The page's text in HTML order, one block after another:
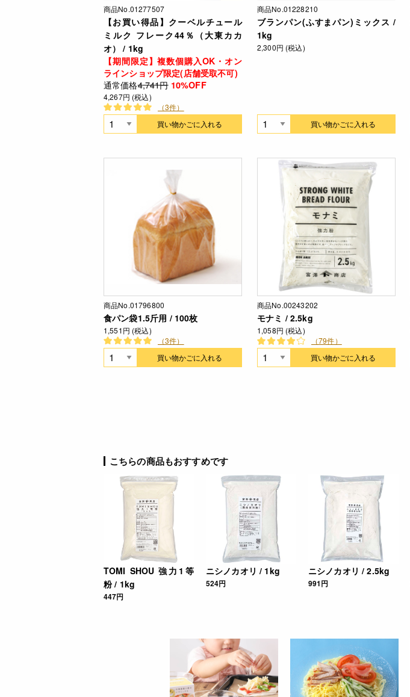
商品No.01277507
【お買い得品】クーベルチュール
ミルク フレーク44％（大東カカ
オ） / 1kg
【期間限定】複数個購入OK・オン
ラインショップ限定(店舗受取不可)
通常価格4,741円 10%OFF
4,267円 (税込)
（3件）
買い物かごに入れる
商品No.01228210
ブランパン(ふすまパン)ミックス /
1kg
2,300円 (税込)
買い物かごに入れる
商品No.01796800
食パン袋1.5斤用 / 100枚
1,551円 (税込)
（3件）
買い物かごに入れる
商品No.00243202
モナミ / 2.5kg
1,058円 (税込)
（79件）
買い物かごに入れる
こちらの商品もおすすめです
TOMI SHOU 強力1等
粉 / 1kg
447円
ニシノカオリ / 1kg
524円
ニシノカオリ / 2.5kg
991円